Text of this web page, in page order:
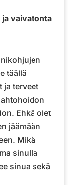
ja vaivatonta
täällä
ja terveet
Ehkä olet
jäämään
Mikä
sinulla
sinua sekä